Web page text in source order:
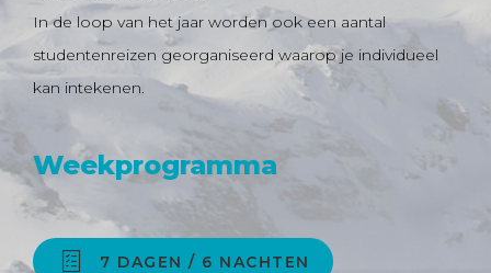
All in skivakantie
In de loop van het jaar worden ook een aantal
studentenreizen georganiseerd waarop je individueel
kan intekenen.
Weekprogramma
7 DAGEN / 6 NACHTEN